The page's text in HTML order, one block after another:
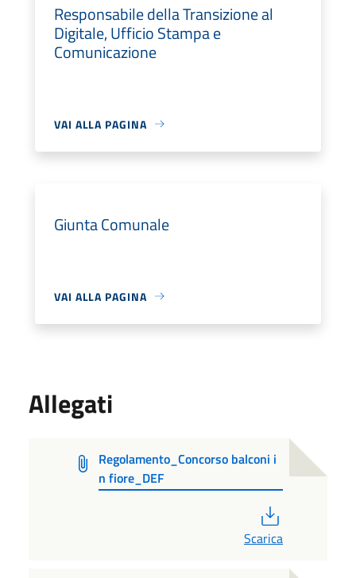
Responsabile della Transizione al
Digitale, Ufficio Stampa e
Comunicazione
VAI ALLA PAGINA
Giunta Comunale
VAI ALLA PAGINA
Allegati
Regolamento_Concorso balconi i
n fiore_DEF
Scarica